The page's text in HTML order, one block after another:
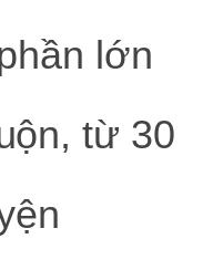
lớn
từ 30